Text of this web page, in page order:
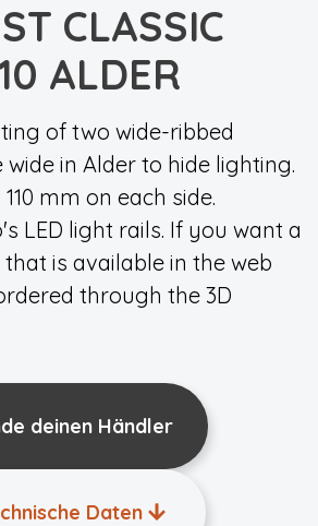
CLASSIC
ALDER
of two wide-ribbed
in Alder to hide lighting.
mm on each side.
LED light rails. If you want a
is available in the web
through the 3D
deinen Händler
Daten